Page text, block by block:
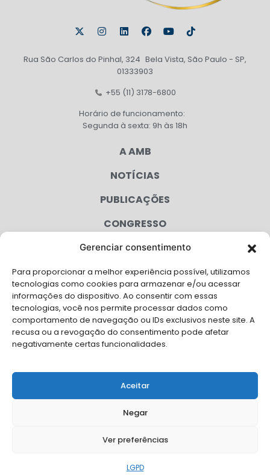
Gerenciar consentimento
Para proporcionar a melhor experiência possível, utilizamos
tecnologias como cookies para armazenar e/ou acessar
informações do dispositivo. Ao consentir com essas
tecnologias, você nos permite processar dados como
comportamento de navegação ou IDs exclusivos neste site. A
recusa ou a revogação do consentimento pode afetar
negativamente certas funcionalidades.
Aceitar
Negar
Ver preferências
LGPD
Rua São Carlos do Pinhal, 324 Bela Vista, São Paulo - SP,
01333903
+55 (11) 3178-6800
Horário de funcionamento:
Segunda à sexta: 9h às 18h
A AMB
NOTÍCIAS
PUBLICAÇÕES
CONGRESSO
AGENDA
CAMPANHAS
SERVIÇOS
FILIADAS
LGPD
FALE CONOSCO
Solicite Apoio Institucional da AMB para o seu evento